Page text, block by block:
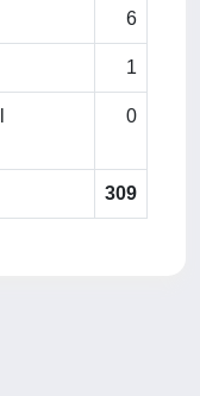
6
1
0
309